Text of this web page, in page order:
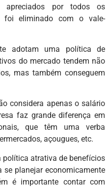
por todos os
foi eliminado com o vale-
adotam uma política de
do mercado tendem não
mas também conseguem
considera apenas o salário
faz grande diferença em
que têm uma verba
açougues, etc.
política atrativa de benefícios
se planejar economicamente
é importante contar com